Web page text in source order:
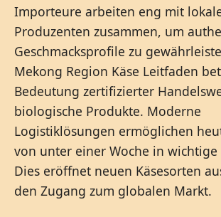
Importeure arbeiten eng mit
Produzenten zusammen, um
Geschmacksprofile zu
Mekong Region Käse Leitfaden
Bedeutung zertifizierter
biologische Produkte. Moderne
Logistiklösungen ermöglichen
von unter einer Woche in wichtige
Dies eröffnet neuen Käsesorten
den Zugang zum globalen Markt.